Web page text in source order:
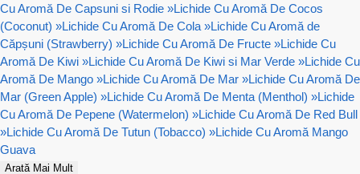
Cu Aromă De Capsuni si Rodie »Lichide Cu Aromă De Cocos
(Coconut) »Lichide Cu Aromă De Cola »Lichide Cu Aromă de
Căpșuni (Strawberry) »Lichide Cu Aromă De Fructe »Lichide Cu
Aromă De Kiwi »Lichide Cu Aromă De Kiwi si Mar Verde »Lichide Cu
Aromă De Mango »Lichide Cu Aromă De Mar »Lichide Cu Aromă De
Mar (Green Apple) »Lichide Cu Aromă De Menta (Menthol) »Lichide
Cu Aromă De Pepene (Watermelon) »Lichide Cu Aromă De Red Bull
»Lichide Cu Aromă De Tutun (Tobacco) »Lichide Cu Aromă Mango
Guava
Arată Mai Mult